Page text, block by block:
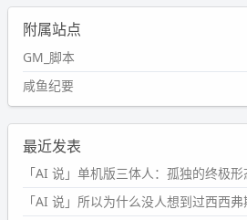
附属站点
GM_脚本
咸鱼纪要
最近发表
「AI 说」单机版三体人：孤独的终极形
「AI 说」所以为什么没人想到过西西弗